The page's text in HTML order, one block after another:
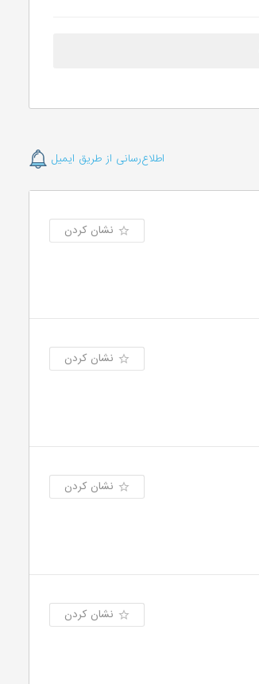
اطلاع‌رسانی از طریق ایمیل
نشان کردن
نشان کردن
نشان کردن
نشان کردن